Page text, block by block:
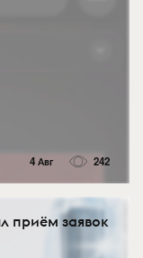
4 Авг 242
приём заявок